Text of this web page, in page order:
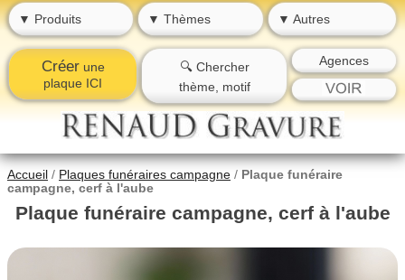
▼ Produits ▼ Thèmes ▼ Autres
Créerune
plaque ICI
🔍 Chercher
thème, motif
Agences
Accueil / Plaques funéraires campagne / Plaque funéraire
campagne, cerf à l'aube
Plaque funéraire campagne, cerf à l'aube